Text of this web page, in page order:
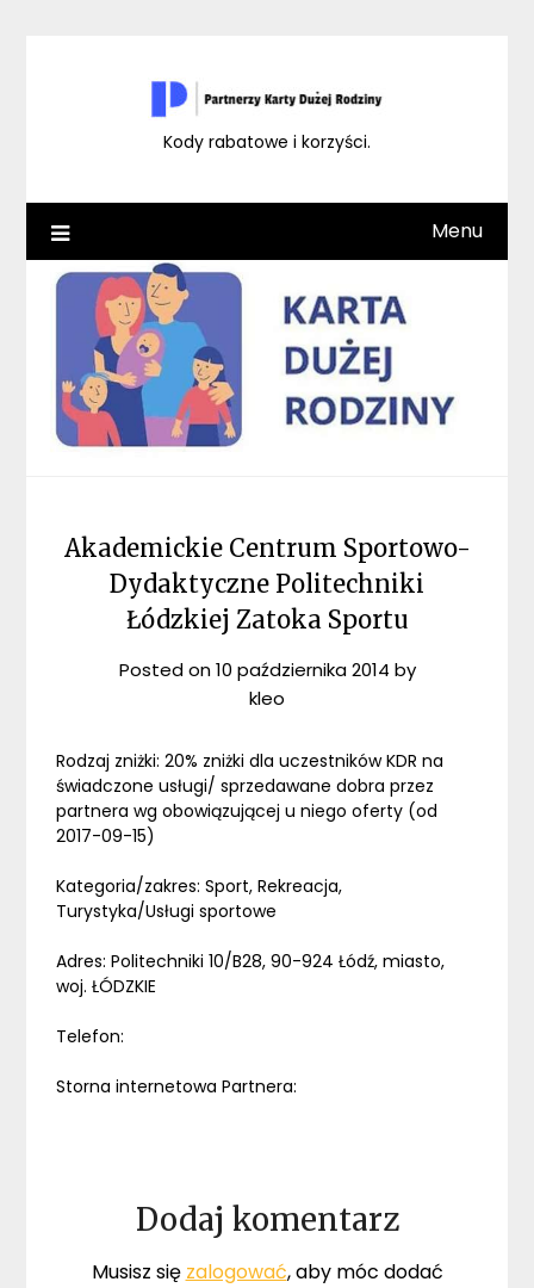
Kody rabatowe i korzyści.
Menu
Akademickie Centrum Sportowo-
Dydaktyczne Politechniki
Łódzkiej Zatoka Sportu
Posted on10 października 2014 by
kleo
Rodzaj zniżki: 20% zniżki dla uczestników KDR na
świadczone usługi/ sprzedawane dobra przez
partnera wg obowiązującej u niego oferty (od
2017-09-15)
Kategoria/zakres: Sport, Rekreacja,
Turystyka/Usługi sportowe
Adres: Politechniki 10/B28, 90-924 Łódź, miasto,
woj. ŁÓDZKIE
Telefon:
Storna internetowa Partnera:
Dodaj komentarz
Musisz się zalogować, aby móc dodać